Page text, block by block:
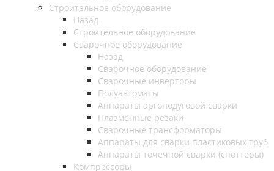
Строительное оборудование
Назад
Строительное оборудование
Сварочное оборудование
Назад
Сварочное оборудование
Сварочные инверторы
Полуавтоматы
Аппараты аргонодуговой сварки
Плазменные резаки
Сварочные трансформаторы
Аппараты для сварки пластиковых труб
Аппараты точечной сварки (споттеры)
Компрессоры